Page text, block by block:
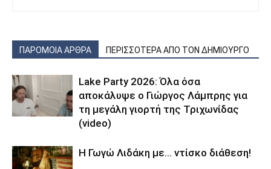
ΠΑΡΟΜΟΙΑ ΑΡΘΡΑ ΠΕΡΙΣΣΟΤΕΡΑ ΑΠΟ ΤΟΝ ΔΗΜΙΟΥΡΓΟ
Lake Party 2026: Όλα όσα
αποκάλυψε ο Γιώργος Λάμπρης για
τη μεγάλη γιορτή της Τριχωνίδας
(video)
Η Γωγώ Λιδάκη με… ντίσκο διάθεση!